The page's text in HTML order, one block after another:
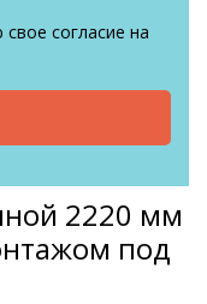
согласие на
2220 мм
под